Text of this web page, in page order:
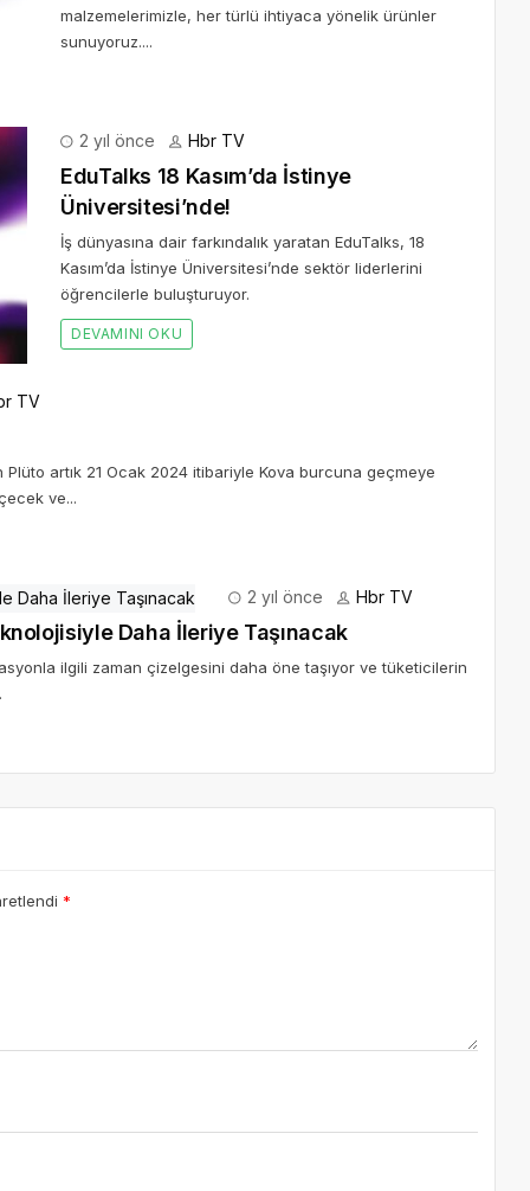
malzemelerimizle, her türlü ihtiyaca yönelik ürünler
sunuyoruz....
2 yıl önce Hbr TV
EduTalks 18 Kasım’da İstinye
Üniversitesi’nde!
İş dünyasına dair farkındalık yaratan EduTalks, 18
Kasım’da İstinye Üniversitesi’nde sektör liderlerini
öğrencilerle buluşturuyor.
DEVAMINI OKU
TV
artık 21 Ocak 2024 itibariyle Kova burcuna geçmeye
ve...
2 yıl önce Hbr TV
Daha İleriye Taşınacak
ilgili zaman çizelgesini daha öne taşıyor ve tüketicilerin
*